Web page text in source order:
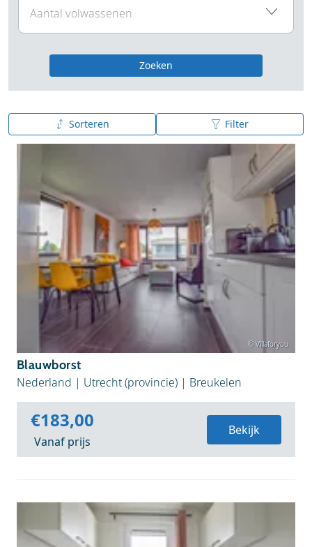
Zoeken
Sorteren Filter
A tot Z
© Villaforyou
Blauwborst
Nederland | Utrecht (provincie) | Breukelen
€183,00
Vanaf prijs
Bekijk